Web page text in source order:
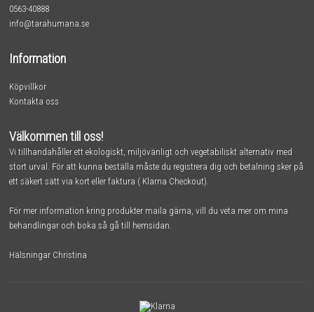
0563-40888
info@tarahumana.se
Information
Köpvillkor
Kontakta oss
Välkommen till oss!
Vi tillhandahåller ett ekologiskt, miljövänligt och vegetabiliskt alternativ med
stort urval. För att kunna beställa måste du registrera dig och betalning sker på
ett säkert sätt via kort eller faktura ( Klarna Checkout).
För mer information kring produkter maila gärna, vill du veta mer om mina
behandlingar och boka så gå till hemsidan.
Hälsningar Christina